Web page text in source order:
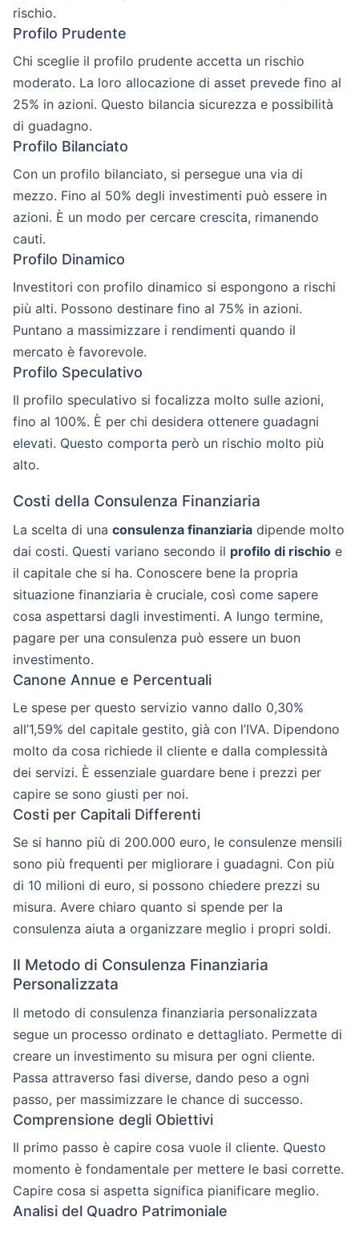
rischio.
Profilo Prudente
Chi sceglie il profilo prudente accetta un rischio
moderato. La loro allocazione di asset prevede fino al
25% in azioni. Questo bilancia sicurezza e possibilità
di guadagno.
Profilo Bilanciato
Con un profilo bilanciato, si persegue una via di
mezzo. Fino al 50% degli investimenti può essere in
azioni. È un modo per cercare crescita, rimanendo
cauti.
Profilo Dinamico
Investitori con profilo dinamico si espongono a rischi
più alti. Possono destinare fino al 75% in azioni.
Puntano a massimizzare i rendimenti quando il
mercato è favorevole.
Profilo Speculativo
Il profilo speculativo si focalizza molto sulle azioni,
fino al 100%. È per chi desidera ottenere guadagni
elevati. Questo comporta però un rischio molto più
alto.
Costi della Consulenza Finanziaria
La scelta di una consulenza finanziaria dipende molto
dai costi. Questi variano secondo il profilo di rischio e
il capitale che si ha. Conoscere bene la propria
situazione finanziaria è cruciale, così come sapere
cosa aspettarsi dagli investimenti. A lungo termine,
pagare per una consulenza può essere un buon
investimento.
Canone Annue e Percentuali
Le spese per questo servizio vanno dallo 0,30%
all’1,59% del capitale gestito, già con l’IVA. Dipendono
molto da cosa richiede il cliente e dalla complessità
dei servizi. È essenziale guardare bene i prezzi per
capire se sono giusti per noi.
Costi per Capitali Differenti
Se si hanno più di 200.000 euro, le consulenze mensili
sono più frequenti per migliorare i guadagni. Con più
di 10 milioni di euro, si possono chiedere prezzi su
misura. Avere chiaro quanto si spende per la
consulenza aiuta a organizzare meglio i propri soldi.
Il Metodo di Consulenza Finanziaria
Personalizzata
Il metodo di consulenza finanziaria personalizzata
segue un processo ordinato e dettagliato. Permette di
creare un investimento su misura per ogni cliente.
Passa attraverso fasi diverse, dando peso a ogni
passo, per massimizzare le chance di successo.
Comprensione degli Obiettivi
Il primo passo è capire cosa vuole il cliente. Questo
momento è fondamentale per mettere le basi corrette.
Capire cosa si aspetta significa pianificare meglio.
Analisi del Quadro Patrimoniale